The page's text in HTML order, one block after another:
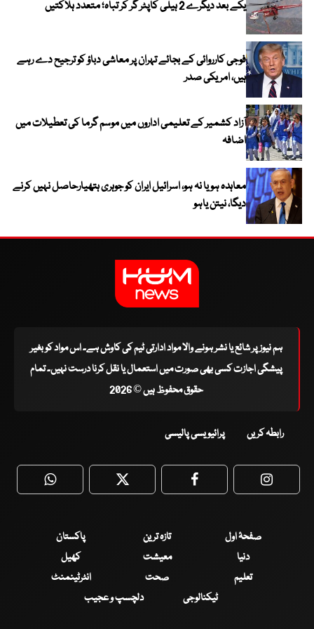
یکے بعد دیگرے 2 ہیلی کاپٹر گر کر تباہ؛ متعدد ہلاکتیں
فوجی کارروائی کے بجائے تہران پر معاشی دباؤ کو ترجیح دے رہے
ہیں، امریکی صدر
آزاد کشمیر کے تعلیمی اداروں میں موسم گرما کی تعطیلات میں
اضافہ
معاہدہ ہو یا نہ ہو، اسرائیل ایران کو جوہری ہتھیارحاصل نہیں کرنے
دیگا، نیتن یاہو
ہم نیوز پر شائع یا نشر ہونے والا مواد ادارتی ٹیم کی کاوش ہے۔ اس مواد کو بغیر
پیشگی اجازت کسی بھی صورت میں استعمال یا نقل کرنا درست نہیں۔ تمام
حقوق محفوظ ہیں © 2026
رابطہ کریں پرائیویسی پالیسی
WhatsApp Twitter Facebook
صفحۂ اول تازہ ترین
پاکستان
دنیا
معیشت
کھیل
تعلیم
صحت
انٹرٹینمنٹ
ٹیکنالوجی
دلچسپ و عجیب